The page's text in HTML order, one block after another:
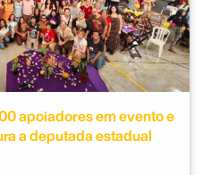
apoiadores em evento e
a deputada estadual